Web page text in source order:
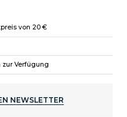
von 20 €
zur Verfügung
NEWSLETTER